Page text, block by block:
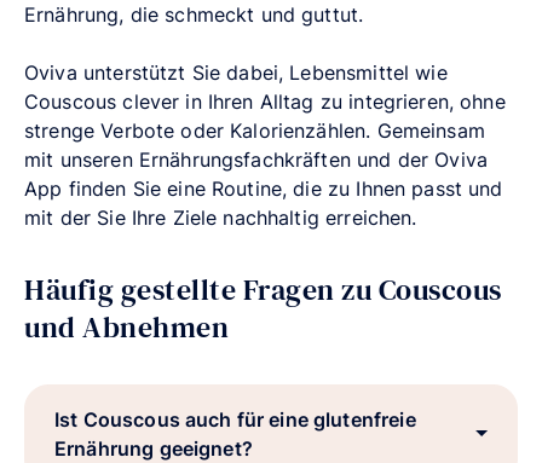
Ernährung, die schmeckt und guttut.
Oviva unterstützt Sie dabei, Lebensmittel wie
Couscous clever in Ihren Alltag zu integrieren, ohne
strenge Verbote oder Kalorienzählen. Gemeinsam
mit unseren Ernährungsfachkräften und der Oviva
App finden Sie eine Routine, die zu Ihnen passt und
mit der Sie Ihre Ziele nachhaltig erreichen.
Häufig gestellte Fragen zu Couscous
und Abnehmen
Ist Couscous auch für eine glutenfreie
Ernährung geeignet?